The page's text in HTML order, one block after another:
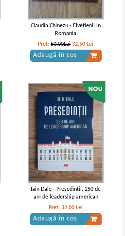
Claudia Chinezu - Elvetienii in
Romania
Pret:50,00Lei 32,50 Lei
Adaugă în coș
Iain Dale - Presedintii. 250 de
ani de leadership american
Pret:32,00 Lei
Adaugă în coș